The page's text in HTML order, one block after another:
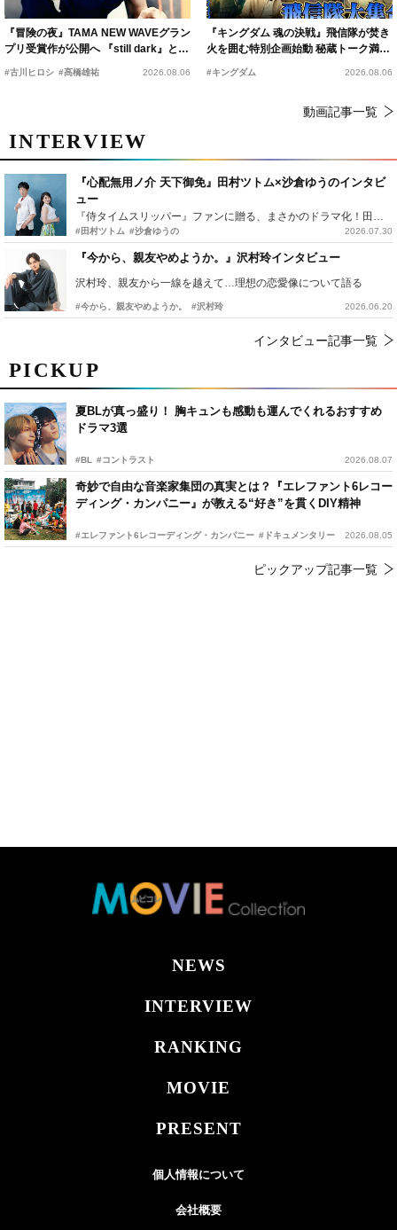
PICKUP
夏BLが真っ盛り！ 胸キュンも感動も運んでくれるおすすめ
ドラマ3選
#BL #コントラスト 2026.08.07
奇妙で自由な音楽家集団の真実とは？『エレファント6レコー
ディング・カンパニー』が教える“好き”を貫くDIY精神
#エレファント6レコーディング・カンパニー #ドキュメンタリー 2026.08.05
ピックアップ記事一覧
『冒険の夜』TAMA NEW WAVEグラン
プリ受賞作が公開へ 『still dark』と同
時上映決定
#古川ヒロシ #髙橋雄祐 2026.08.06
『キングダム 魂の決戦』飛信隊が焚き
火を囲む特別企画始動 秘蔵トーク満載
の“キングダムキャンプ”開催
#キングダム 2026.08.06
動画記事一覧
INTERVIEW
『心配無用ノ介 天下御免』田村ツトム×沙倉ゆうのインタビ
ュー
#田村ツトム #沙倉ゆうの 2026.07.30
『今から、親友やめようか。』沢村玲インタビュー
沢村玲、親友から一線を越えて…理想の恋愛像について語る
#今から、親友やめようか。 #沢村玲 2026.06.20
インタビュー記事一覧
NEWS
INTERVIEW
RANKING
MOVIE
PRESENT
個人情報について
会社概要